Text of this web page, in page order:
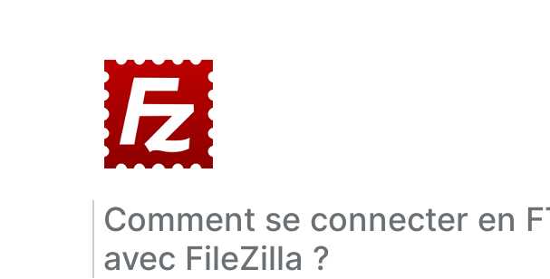
Comment se connecter en
avec FileZilla ?